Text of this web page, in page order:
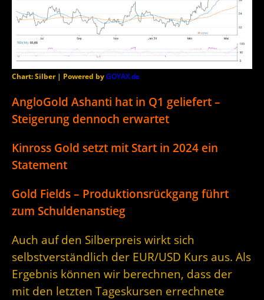
Chart: Silber | Powered byGOYAX.de
AngloGold Ashanti hat in Q1 geliefert –
Steigerung dennoch erwartet
Kinross Gold setzt mit Start in 2024 ein
Statement
Gold Fields – Produktionsrückgang führt
zum Schuldenanstieg
Auch auf den Silberpreis wirkt sich
selbstverständlich der EUR/USD Kurs aus. Als
Ergebnis können wir berechnen, dass der
mit den letzten Tageskursen errechnete